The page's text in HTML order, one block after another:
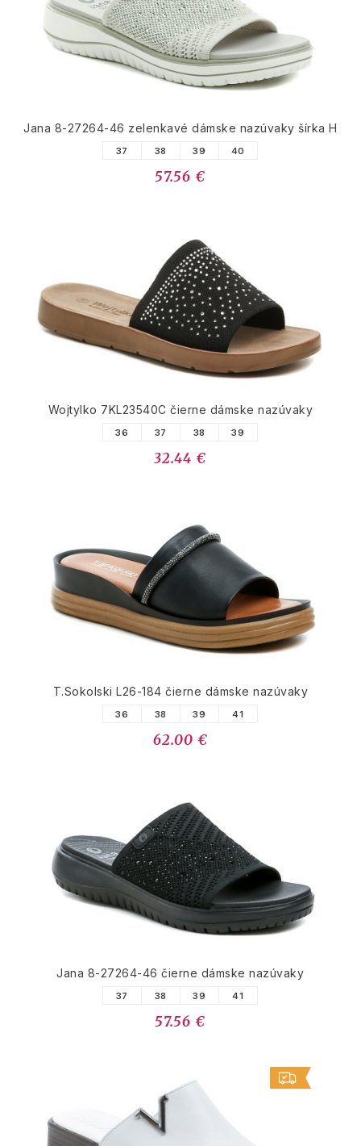
Jana 8-27264-46 zelenkavé dámske nazúvaky šírka H
37 38 39 40
57.56 €
Wojtylko 7KL23540C čierne dámske nazúvaky
36 37 38 39
32.44 €
T.Sokolski L26-184 čierne dámske nazúvaky
36 38 39 41
62.00 €
Jana 8-27264-46 čierne dámske nazúvaky
37 38 39 41
57.56 €